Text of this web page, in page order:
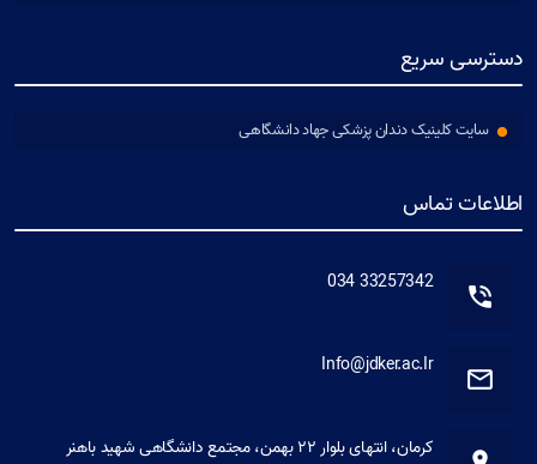
دسترسی سریع
سایت کلینیک دندان پزشکی جهاد دانشگاهی
اطلاعات تماس
33257342 034
Info@jdker.ac.Ir
کرمان، انتهای بلوار ۲۲ بهمن، مجتمع دانشگاهی شهید باهنر